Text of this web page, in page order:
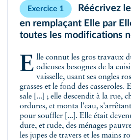
Exercice 1
Réécrivez
en remplaçant Elle par
toutes les modifications
Elle connut les gros travaux du ménage, les odieuses besognes de la
vaisselle, usant ses ongles
grasses et le fond des casseroles.
sale [...] ; elle descendit à la rue,
ordures, et monta l'eau,
pour souffler [...]. Elle était
dure, et rude, des ménages
les jupes de travers et les mains